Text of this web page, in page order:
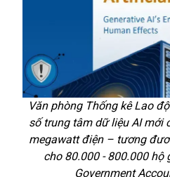
Văn phòng Thống kê Lao
số trung tâm dữ liệu AI mới
megawatt điện – tương
cho 80.000 - 800.000 hộ
Government